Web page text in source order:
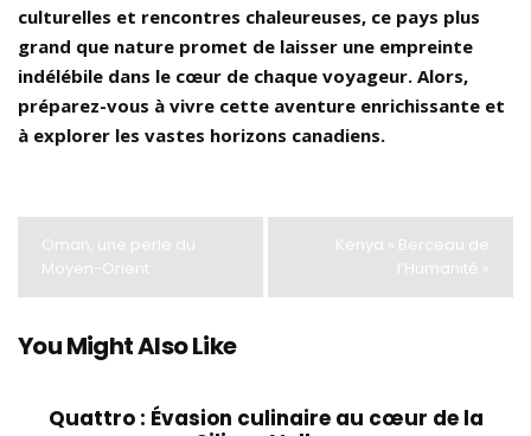
culturelles et rencontres chaleureuses, ce pays plus
grand que nature promet de laisser une empreinte
indélébile dans le cœur de chaque voyageur. Alors,
préparez-vous à vivre cette aventure enrichissante et
à explorer les vastes horizons canadiens.
Oman, une perle du
Moyen-Orient
Kenya « Berceau de
l’Humanité »
You Might Also Like
Quattro : Évasion culinaire au cœur de la